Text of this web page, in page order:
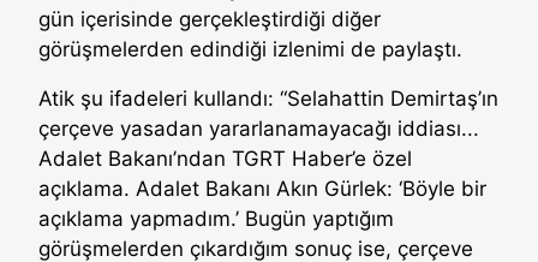
gün içerisinde gerçekleştirdiği diğer
görüşmelerden edindiği izlenimi de paylaştı.
Atik şu ifadeleri kullandı: “Selahattin Demirtaş’ın
çerçeve yasadan yararlanamayacağı iddiası...
Adalet Bakanı’ndan TGRT Haber’e özel
açıklama. Adalet Bakanı Akın Gürlek: ‘Böyle bir
açıklama yapmadım.’ Bugün yaptığım
görüşmelerden çıkardığım sonuç ise, çerçeve